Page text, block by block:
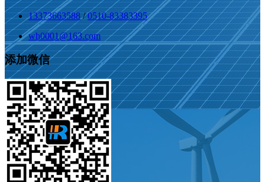
13373663588/0510-83383395
wh0001@163.com
添加微信